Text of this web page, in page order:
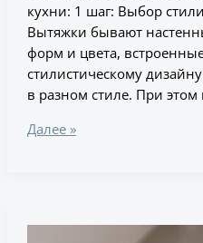
кухни: 1 шаг: Выбор
Вытяжки бывают
форм и цвета,
стилистическому
в разном стиле. При
Далее »